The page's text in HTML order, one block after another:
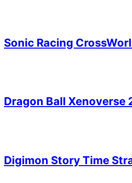
Sonic Racing
Dragon Ball Xenoverse
Digimon Story Time